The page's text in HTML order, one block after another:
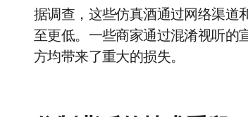
据调查，这些仿真酒通过网络渠道
至更低。一些商家通过混淆视听的
方均带来了重大的损失。